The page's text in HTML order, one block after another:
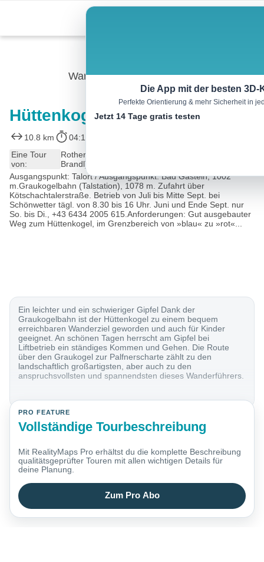
content
Wandern
Hüttenkogel und Graukogel
10.8 km 04:15 h
Eine Tour
von:
Rother Wanderführer Gasteinertal (Sepp und Marc
Brandl)
Ausgangspunkt: Talort / Ausgangspunkt: Bad Gastein, 1002
m.Graukogelbahn (Talstation), 1078 m. Zufahrt über
Kötschachtalerstraße. Betrieb von Juli bis Mitte Sept. bei
Schönwetter tägl. von 8.30 bis 16 Uhr. Juni und Ende Sept. nur
So. bis Di., +43 6434 2005 615.Anforderungen: Gut ausgebauter
Weg zum Hüttenkogel, im Grenzbereich von »blau« zu »rot«...
Ein leichter und ein schwieriger Gipfel Dank der
Graukogelbahn ist der Hüttenkogel zu einem bequem
erreichbaren Wanderziel geworden und auch für Kinder
geeignet. An schönen Tagen herrscht am Gipfel bei
Liftbetrieb ein ständiges Kommen und Gehen. Die Route
über den Graukogel zur Palfnerscharte zählt zu den
landschaftlich großartigsten, aber auch zu den
anspruchsvollsten und spannendsten dieses Wanderführers.
PRO FEATURE
Vollständige Tourbeschreibung
Mit RealityMaps Pro erhältst du die komplette Beschreibung
qualitätsgeprüfter Touren mit allen wichtigen Details für
deine Planung.
Zum Pro Abo
Die App mit der besten 3D-
Perfekte Orientierung & mehr Sicherheit in
Jetzt 14 Tage gratis testen